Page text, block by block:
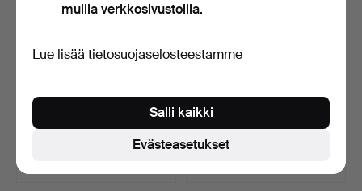
SERGI PERICHE.
VALOKUVAP…
Myyty 30 touko 2025
679.VICTORIA CIVERA.
”Joulukuu Sarossa”.
Myyty
muilla verkkosivustoilla.
Lue lisää tietosuojaselosteestamme
Evästeasetukset
Salli kaikki